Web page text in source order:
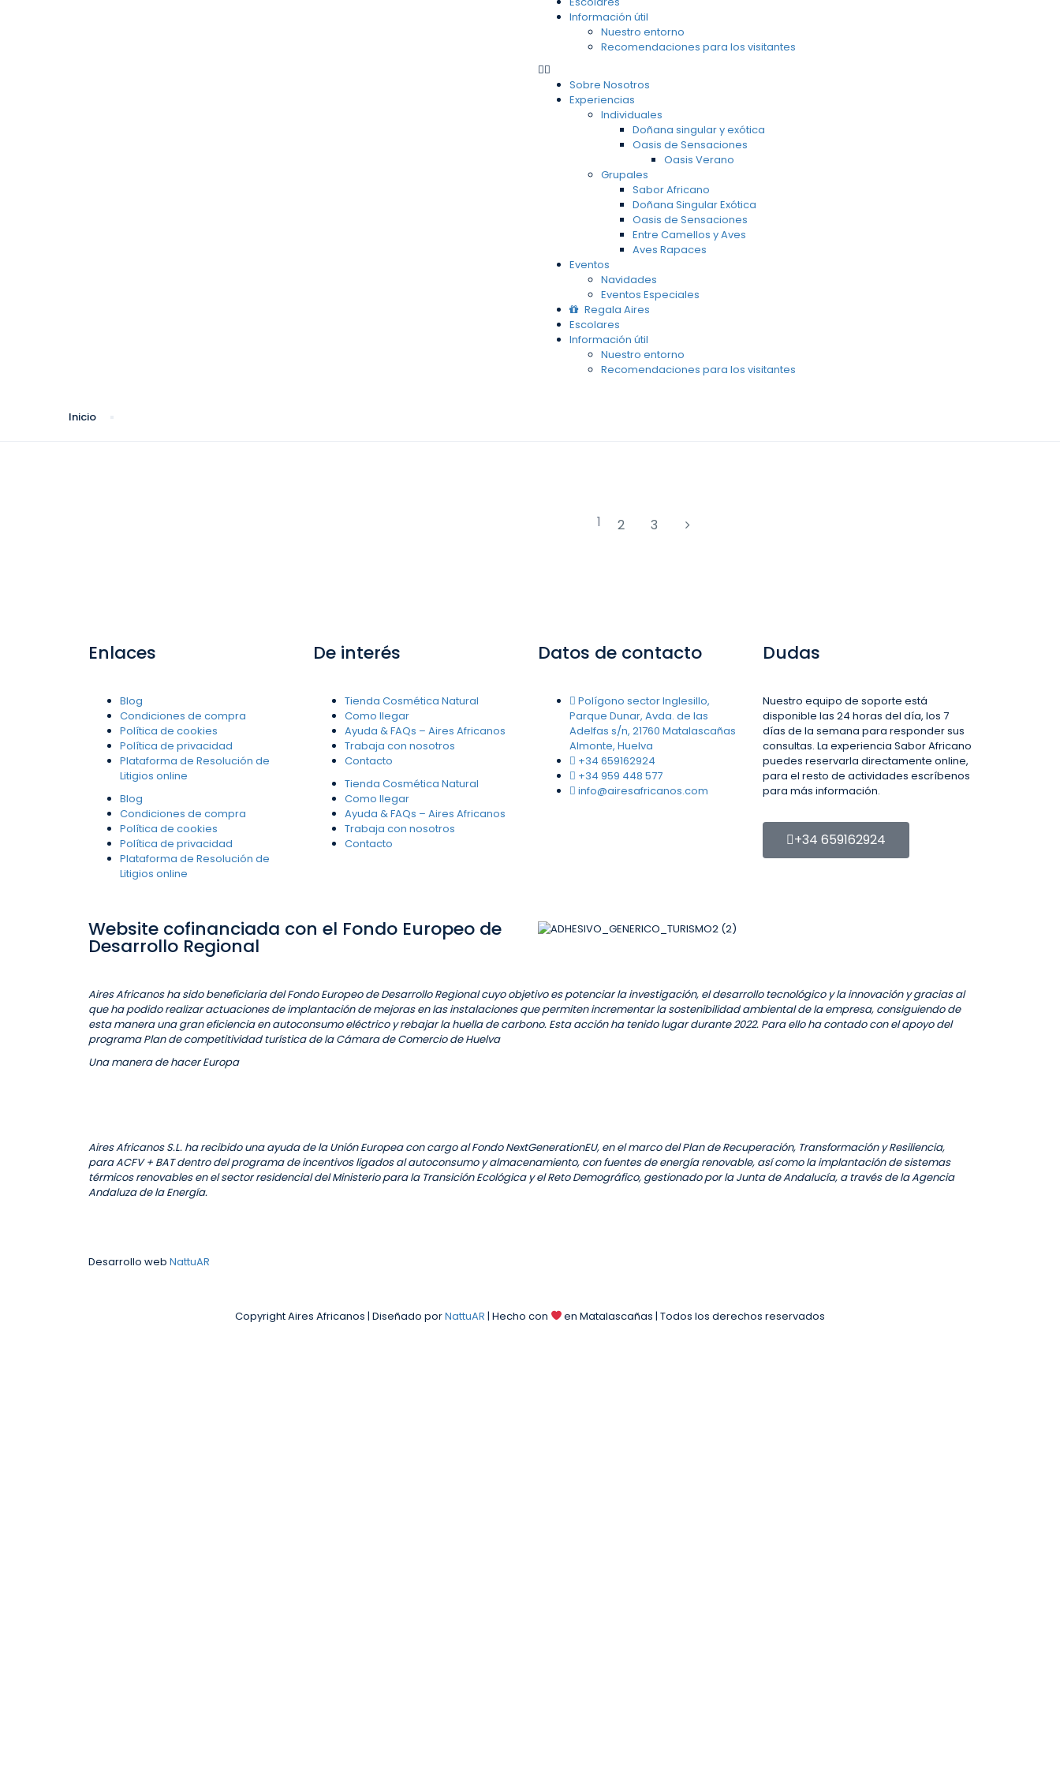
Información útil
Nuestro entorno
Recomendaciones para los visitantes
Sobre Nosotros
Experiencias
Individuales
Doñana singular y exótica
Oasis de Sensaciones
Oasis Verano
Grupales
Sabor Africano
Doñana Singular Exótica
Oasis de Sensaciones
Entre Camellos y Aves
Aves Rapaces
Eventos
Navidades
Eventos Especiales
Regala Aires
Escolares
Información útil
Nuestro entorno
Recomendaciones para los visitantes
Inicio
1 2 3
Enlaces
Blog
Condiciones de compra
Política de cookies
Política de privacidad
Plataforma de Resolución de
Litigios online
Blog
Condiciones de compra
Política de cookies
Política de privacidad
Plataforma de Resolución de
Litigios online
De interés
Tienda Cosmética Natural
Como llegar
Ayuda & FAQs – Aires Africanos
Trabaja con nosotros
Contacto
Tienda Cosmética Natural
Como llegar
Ayuda & FAQs – Aires Africanos
Trabaja con nosotros
Contacto
Datos de contacto
Polígono sector Inglesillo,
Parque Dunar, Avda. de las
Adelfas s/n, 21760 Matalascañas
Almonte, Huelva
+34 659162924
+34 959 448 577
info@airesafricanos.com
Dudas
Nuestro equipo de soporte está
disponible las 24 horas del día, los 7
días de la semana para responder sus
consultas. La experiencia Sabor Africano
puedes reservarla directamente online,
para el resto de actividades escríbenos
para más información.
+34 659162924
Website cofinanciada con el Fondo Europeo de
Desarrollo Regional
Aires Africanos ha sido beneficiaria del Fondo Europeo de Desarrollo Regional cuyo objetivo es potenciar la investigación, el desarrollo tecnológico y la innovación y gracias al
que ha podidorealizar actuaciones de implantación de mejoras en las instalaciones que permiten incrementar la sostenibilidad ambiental de la empresa, consiguiendo de
esta manera una gran eficiencia en autoconsumo eléctrico y rebajar la huella de carbono. Esta acción ha tenido lugar durante 2022. Para ello ha contado con el apoyo del
programa Plan de competitividad turística de la Cámara de Comercio de Huelva
Una manera de hacer Europa
Aires Africanos S.L. ha recibido una ayuda de la Unión Europea con cargo al Fondo NextGenerationEU, en el marco del Plan de Recuperación, Transformación y Resiliencia,
para ACFV + BAT dentro del programa de incentivos ligados al autoconsumo y almacenamiento, con fuentes de energía renovable, así como la implantación de sistemas
térmicos renovables en el sector residencial del Ministerio para la Transición Ecológica y el Reto Demográfico, gestionado por la Junta de Andalucía, a través de la Agencia
Andaluza de la Energía.
Desarrollo web NattuAR
Copyright Aires Africanos | Diseñado porNattuAR | Hecho con en Matalascañas | Todos los derechos reservados